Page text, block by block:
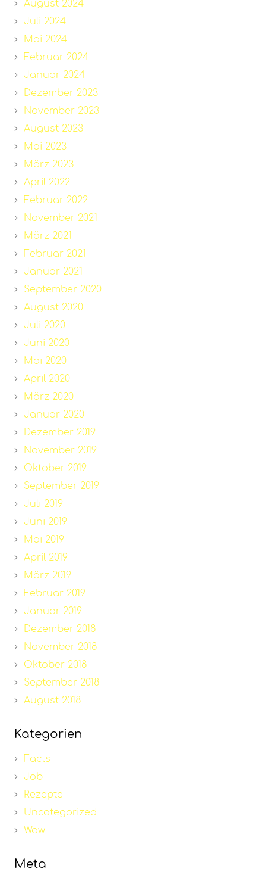
August 2024
Juli 2024
Mai 2024
Februar 2024
Januar 2024
Dezember 2023
November 2023
August 2023
Mai 2023
März 2023
April 2022
Februar 2022
November 2021
März 2021
Februar 2021
Januar 2021
September 2020
August 2020
Juli 2020
Juni 2020
Mai 2020
April 2020
März 2020
Januar 2020
Dezember 2019
November 2019
Oktober 2019
September 2019
Juli 2019
Juni 2019
Mai 2019
April 2019
März 2019
Februar 2019
Januar 2019
Dezember 2018
November 2018
Oktober 2018
September 2018
August 2018
Kategorien
Facts
Job
Rezepte
Uncategorized
Wow
Meta